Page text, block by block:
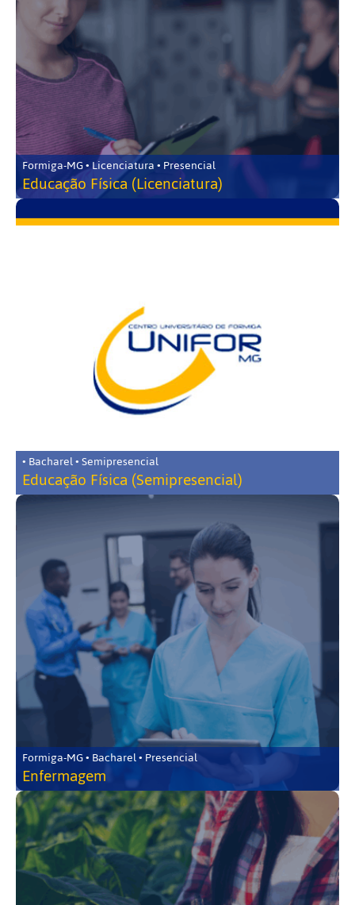
Formiga-MG • Licenciatura • Presencial
Educação Física (Licenciatura)
• Bacharel • Semipresencial
Educação Física (Semipresencial)
Formiga-MG • Bacharel • Presencial
Enfermagem